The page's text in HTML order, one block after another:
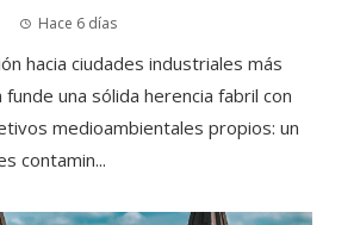
Hace 6 días
hacia ciudades industriales más
funde una sólida herencia fabril con
medioambientales propios: un
contamin...